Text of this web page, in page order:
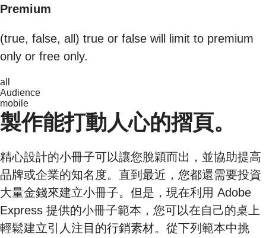
Premium
(true, false, all) true or false will limit to premium
only or free only.
all
Audience
mobile
製作能打動人心的摺頁。
精心設計的小冊子可以讓您脫穎而出，並協助提高
品牌或企業的知名度。直到最近，您都還需要投資
大量金錢來建立小冊子。但是，現在利用 Adobe
Express 提供的小冊子範本，您可以在自己的桌上
輕鬆建立引人注目的行銷素材。從下列範本中挑